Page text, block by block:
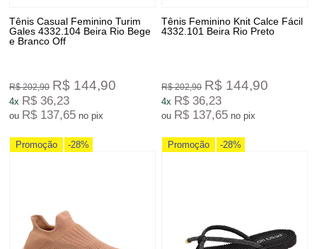
Tênis Casual Feminino Turim
Gales 4332.104 Beira Rio Bege
e Branco Off
R$ 202,90 R$ 144,90
4x R$ 36,23
ou R$ 137,65 no pix
Tênis Feminino Knit Calce Fácil
4332.101 Beira Rio Preto
R$ 202,90 R$ 144,90
4x R$ 36,23
ou R$ 137,65 no pix
Promoção -28% Promoção -28%